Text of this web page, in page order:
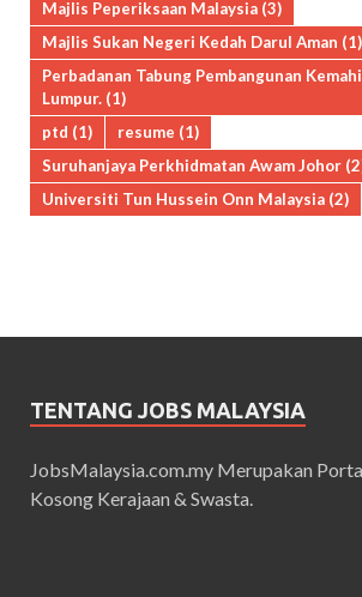
Majlis Peperiksaan Malaysia (3)
Majlis Sukan Negeri Kedah Darul Aman (1)
Perbadanan Tabung Pembangunan
Lumpur. (1)
ptd (1) resume (1)
Suruhanjaya Perkhidmatan Awam Johor
Universiti Tun Hussein Onn Malaysia (2)
TENTANG JOBS MALAYSIA
JobsMalaysia.com.my Merupakan
Kosong Kerajaan & Swasta.